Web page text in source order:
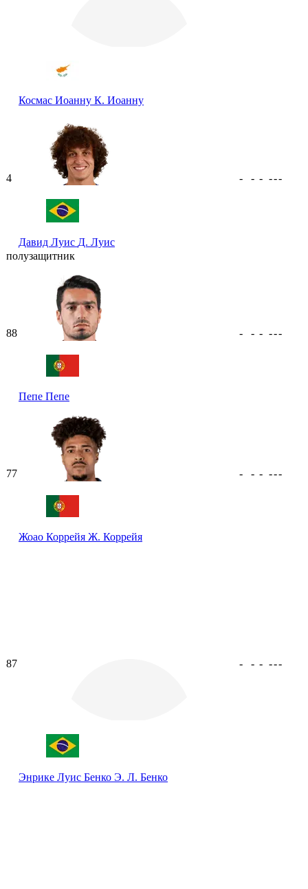
Космас Иоанну К. Иоанну
4
Давид Луис Д. Луис
- - - ---
полузащитник
88
Пепе Пепе
- - - ---
77
Жоао Коррейя Ж. Коррейя
- - - ---
87
Энрике Луис Бенко Э. Л. Бенко
- - - ---